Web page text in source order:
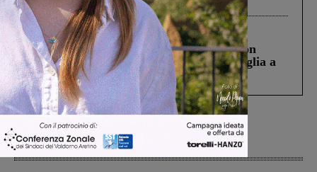
Cronaca 3 Agosto 2026
Scomparso da una struttura di Castiglion
Fiorentino l’uomo che aveva ucciso la figlia a
Levane nel 2020